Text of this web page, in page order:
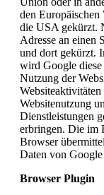
den
die USA gekürzt.
Adresse an einen
und dort gekürzt.
wird Google
Nutzung der
Websitenutzung
Dienstleistungen
erbringen. Die im
Browser
Daten von
Browser Plugin